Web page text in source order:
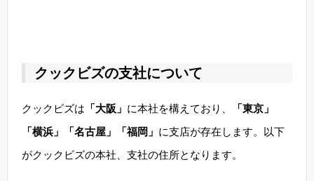
クックビズの支社について
クックビズは 「大阪」 に本社を構えており、
「東京」
「横浜」「名古屋」「福岡」 に支店が存在します。以下
がクックビズの本社、支社の住所となります。